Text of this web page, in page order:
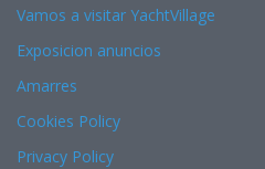
Vamos a visitar YachtVillage
Exposicion anuncios
Amarres
Cookies Policy
Privacy Policy